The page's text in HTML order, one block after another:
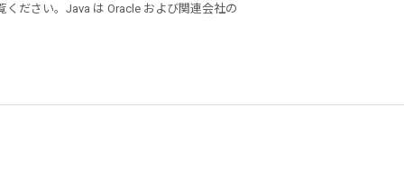
ください。Java は Oracle および関連会社の